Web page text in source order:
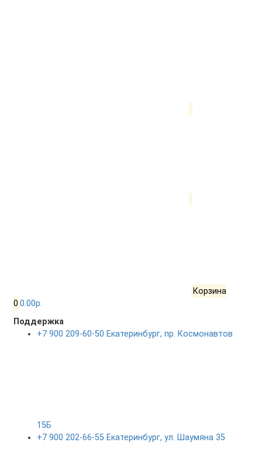
Корзина
0 0.00р.
Поддержка
+7 900 209-60-50 Екатеринбург, пр. Космонавтов
15Б
+7 900 202-66-55 Екатеринбург, ул. Шаумяна 35